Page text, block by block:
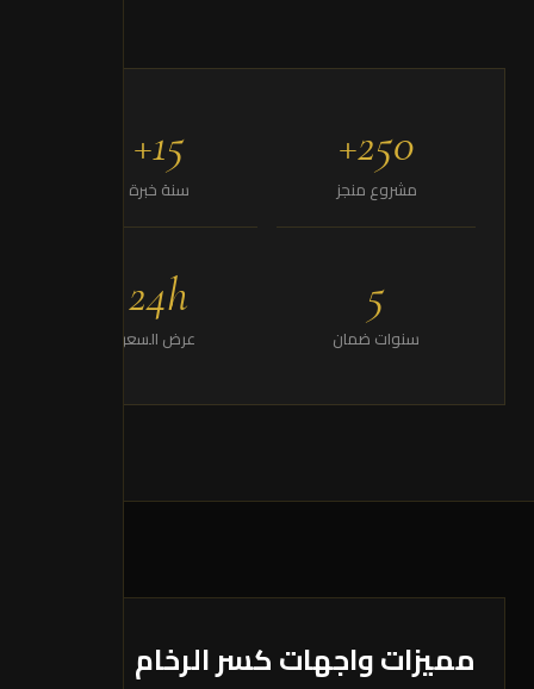
250+
مشروع منجز
15+
سنة خبرة
5
سنوات ضمان
24h
عرض السعر
مميزات واجهات كسر الرخام